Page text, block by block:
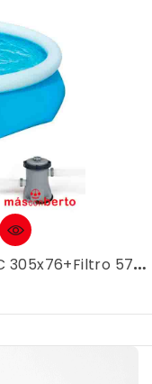
Piscina Hinchable Redonda PVC 305x76+Filtro 57270